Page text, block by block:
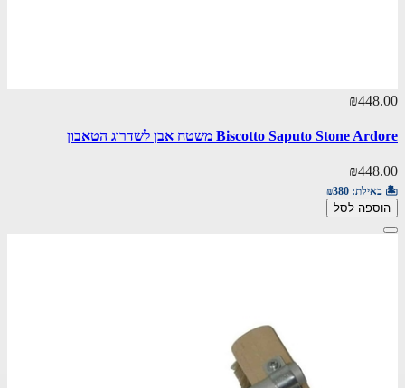
₪448.00
Biscotto Saputo Stone Ardore משטח אבן לשדרוג הטאבון
₪448.00
🏝️ באילת: ₪380
הוספה לסל